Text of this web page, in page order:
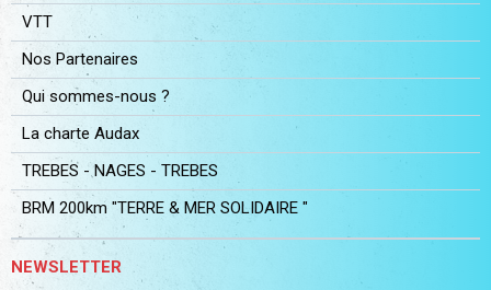
VTT
Nos Partenaires
Qui sommes-nous ?
La charte Audax
TREBES - NAGES - TREBES
BRM 200km "TERRE & MER SOLIDAIRE "
NEWSLETTER